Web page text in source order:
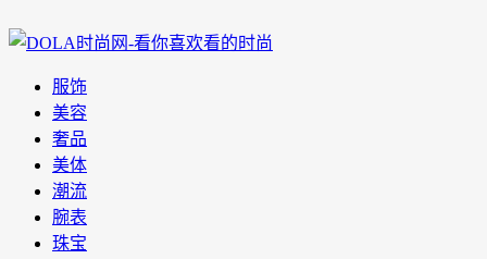
服饰
美容
奢品
美体
潮流
腕表
珠宝